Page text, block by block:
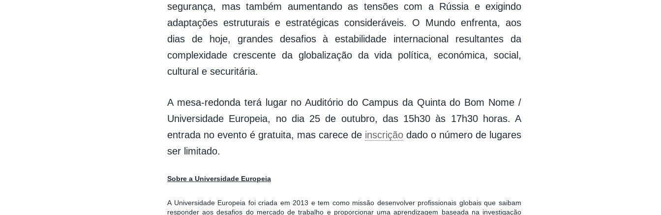
segurança, mas também aumentando as tensões com a Rússia e exigindo
adaptações estruturais e estratégicas consideráveis. O Mundo enfrenta, aos
dias de hoje, grandes desafios à estabilidade internacional resultantes da
complexidade crescente da globalização da vida política, económica, social,
cultural e securitária.
A mesa-redonda terá lugar no Auditório do Campus da Quinta do Bom Nome /
Universidade Europeia, no dia 25 de outubro, das 15h30 às 17h30 horas. A
entrada no evento é gratuita, mas carece de inscrição dado o número de lugares
ser limitado.
Sobre a Universidade Europeia
A Universidade Europeia foi criada em 2013 e tem como missão desenvolver profissionais globais que saibam
responder aos desafios do mercado de trabalho e proporcionar uma aprendizagem baseada na investigação